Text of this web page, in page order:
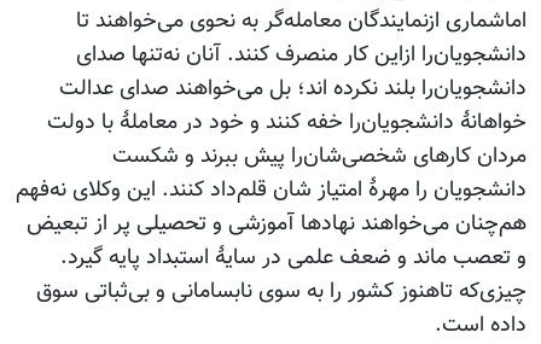
اماشماری ازنمایندگان معامله‌گر به نحوی می‌خواهند تا
دانشجویان‌را ازاین کار منصرف کنند. آنان نه‌تنها صدای
دانشجویان‌را بلند نکرده اند؛ بل می‌خواهند صدای عدالت
خواهانۀ دانشجویان‌را خفه کنند و خود در معاملۀ با دولت
مردان کارهای شخصی‌شان‌را پیش ببرند و شکست
دانشجویان را مهرۀ امتیاز شان قلم‌داد کنند. این وکلای نه‌فهم
هم‌چنان می‌خواهند نهادها آموزشی و تحصیلی پر از تبعیض
و تعصب ماند و ضعف علمی در سایۀ استبداد پایه گیرد.
چیزی‌که تاهنوز کشور را به سوی نابسامانی و بی‌ثباتی سوق
داده است.